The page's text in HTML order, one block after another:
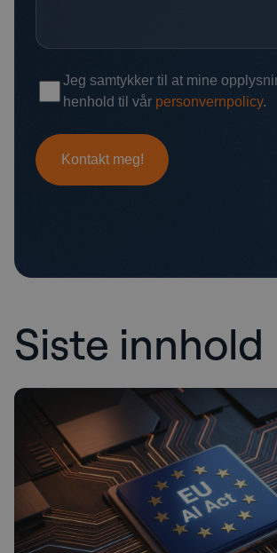
Siste innhold